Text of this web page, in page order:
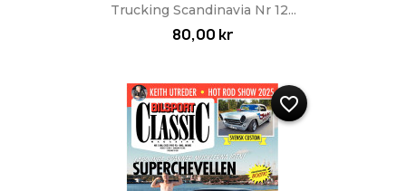
Trucking Scandinavia Nr 12...
80,00 kr
favorite_border